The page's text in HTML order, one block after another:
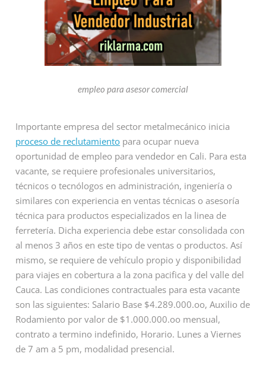
empleo para asesor comercial
Importante empresa del sector metalmecánico inicia
proceso de reclutamiento para ocupar nueva
oportunidad de empleo para vendedor en Cali. Para esta
vacante, se requiere profesionales universitarios,
técnicos o tecnólogos en administración, ingeniería o
similares con experiencia en ventas técnicas o asesoría
técnica para productos especializados en la linea de
ferretería. Dicha experiencia debe estar consolidada con
al menos 3 años en este tipo de ventas o productos. Así
mismo, se requiere de vehículo propio y disponibilidad
para viajes en cobertura a la zona pacifica y del valle del
Cauca. Las condiciones contractuales para esta vacante
son las siguientes: Salario Base $4.289.000.oo, Auxilio de
Rodamiento por valor de $1.000.000.oo mensual,
contrato a termino indefinido, Horario. Lunes a Viernes
de 7 am a 5 pm, modalidad presencial.